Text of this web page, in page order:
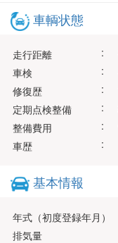
車輌状態
走行距離 :
車検
:
修復歴
:
定期点検整備
:
整備費用
:
車歴
:
基本情報
年式（初度登録年月）
排気量